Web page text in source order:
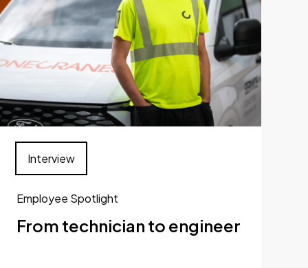
Employee Spotlight
From technician to engineer
Interview